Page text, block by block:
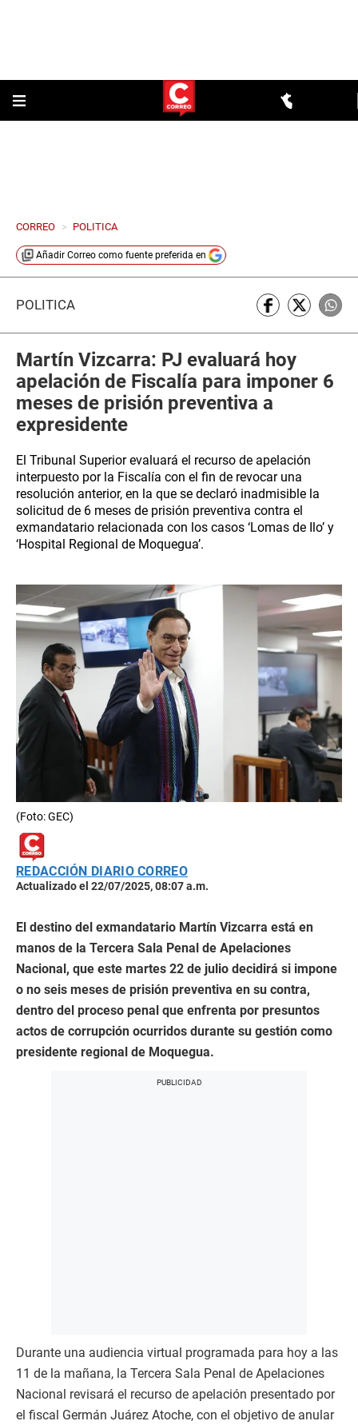
CORREO > POLITICA
Añadir Correo como fuente preferida en
POLÍTICA
Martín Vizcarra: PJ evaluará hoy
apelación de Fiscalía para imponer 6
meses de prisión preventiva a
expresidente
El Tribunal Superior evaluará el recurso de apelación
interpuesto por la Fiscalía con el fin de revocar una
resolución anterior, en la que se declaró inadmisible la
solicitud de 6 meses de prisión preventiva contra el
exmandatario relacionada con los casos ‘Lomas de Ilo’ y
‘Hospital Regional de Moquegua’.
(Foto: GEC)
REDACCIÓN DIARIO CORREO
Actualizado el 22/07/2025, 08:07 a.m.
El destino del exmandatario Martín Vizcarra está en
manos de la Tercera Sala Penal de Apelaciones
Nacional, que este martes 22 de julio decidirá si impone
o no seis meses de prisión preventiva en su contra,
dentro del proceso penal que enfrenta por presuntos
actos de corrupción ocurridos durante su gestión como
presidente regional de Moquegua.
Durante una audiencia virtual programada para hoy a las
11 de la mañana, la Tercera Sala Penal de Apelaciones
Nacional revisará el recurso de apelación presentado por
el fiscal Germán Juárez Atoche, con el objetivo de anular